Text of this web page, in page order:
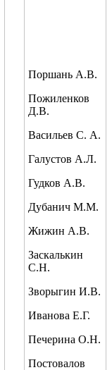
Поршань А.В.
Пожиленков
Д.В.
Васильев С. А.
Галустов А.Л.
Гудков А.В.
Дубанич М.М.
Жижин А.В.
Заскалькин
С.Н.
Зворыгин И.В.
Иванова Е.Г.
Печерина О.Н.
Постовалов